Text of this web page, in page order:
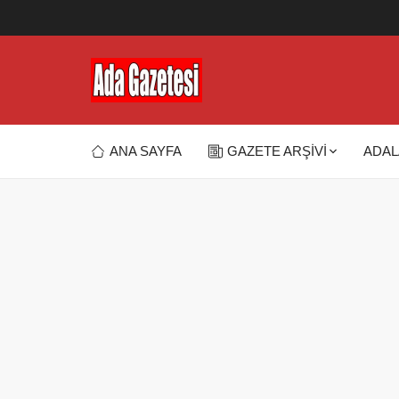
ANA SAYFA GAZETE ARŞİVİ